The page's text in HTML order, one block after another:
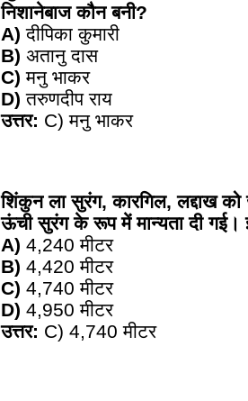
निशानेबाज कौन बनी?
A) दीपिका कुमारी
B) अतानु दास
C) मनु भाकर
D) तरुणदीप राय
उत्तर: C) मनु भाकर
शिंकुन ला सुरंग, कारगिल, लद्दाख
ऊंची सुरंग के रूप में मान्यता दी गई।
A) 4,240 मीटर
B) 4,420 मीटर
C) 4,740 मीटर
D) 4,950 मीटर
उत्तर: C) 4,740 मीटर